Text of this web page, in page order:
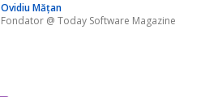
Ovidiu Mățan
Fondator @ Today Software Magazine